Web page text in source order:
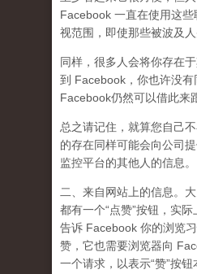
Facebook 一直在使用这
视范围，即使那些被波及人
同样，很多人会将你存在
到 Facebook，你也许没有
Facebook仍然可以借此来
总之请记住，就算您自己
的存在同样可能会向公司
监控平台的其他人的信息。
二、来自网站上的信息。
都有一个“点赞”按钮，实
告诉 Facebook 你的浏览
赞，它也需要浏览器向
一个请求，以表示“赞”按